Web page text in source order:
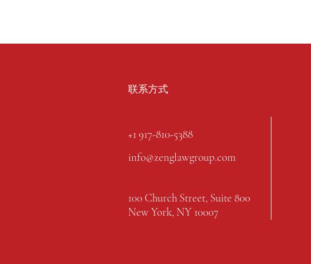
联系方式
+1 917-810-5388
info@zenglawgroup.com
100 Church Street, Suite 800
New York, NY 10007